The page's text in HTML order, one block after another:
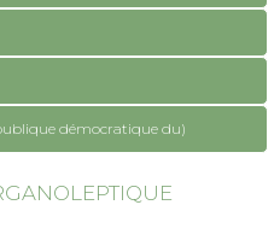
démocratique du)